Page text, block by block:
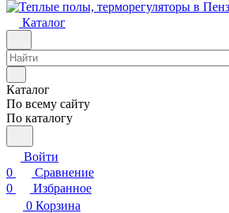
Каталог
Каталог
По всему сайту
По каталогу
Войти
0
Сравнение
0
Избранное
0 Корзина